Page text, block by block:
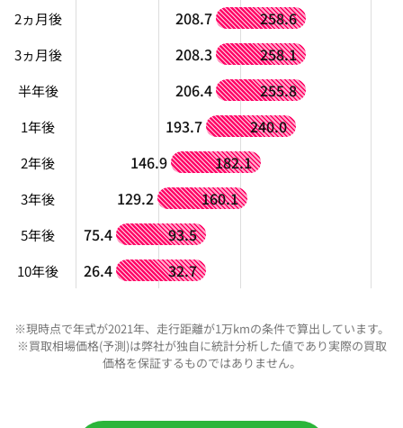
2ヵ月後 208.7 258.6
3ヵ月後 208.3 258.1
半年後 206.4 255.8
1年後 193.7 240.0
2年後 146.9 182.1
3年後 129.2 160.1
5年後 75.4 93.5
10年後 26.4 32.7
※現時点で年式が2021年、走行距離が1万kmの条件で算出しています。
※買取相場価格(予測)は弊社が独自に統計分析した値であり実際の買取
価格を保証するものではありません。